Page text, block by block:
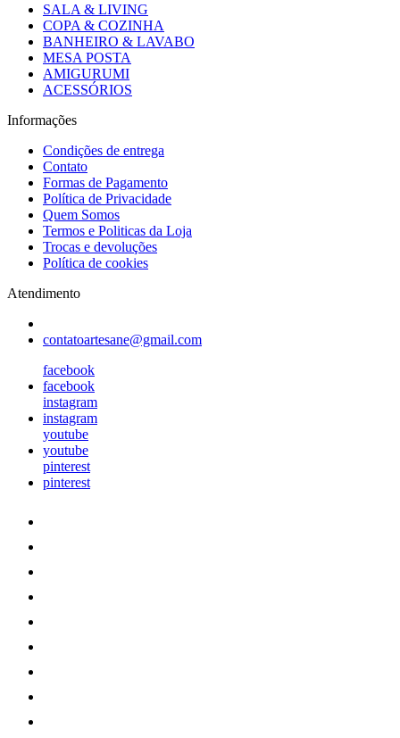
SALA & LIVING
COPA & COZINHA
BANHEIRO & LAVABO
MESA POSTA
AMIGURUMI
ACESSÓRIOS
Informações
Condições de entrega
Contato
Formas de Pagamento
Política de Privacidade
Quem Somos
Termos e Politicas da Loja
Trocas e devoluções
Política de cookies
Atendimento
contatoartesane@gmail.com
facebook
facebook
instagram
instagram
youtube
youtube
pinterest
pinterest